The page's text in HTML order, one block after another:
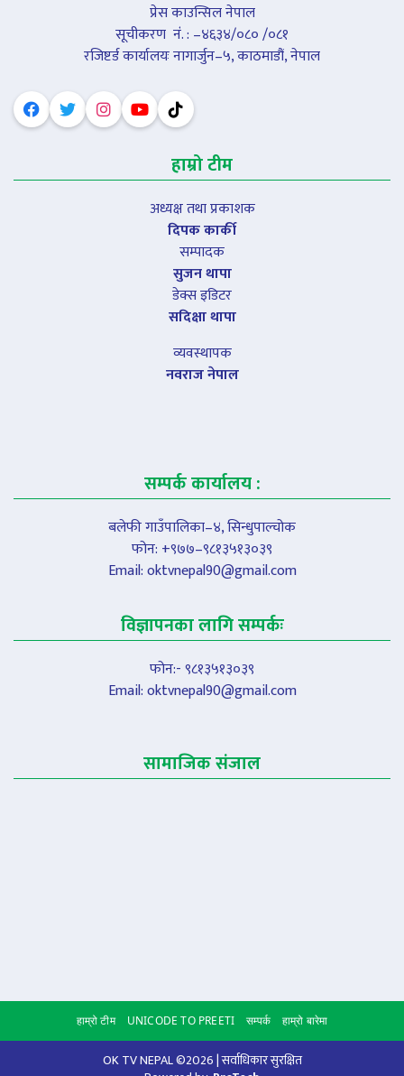
प्रेस काउन्सिल नेपाल
सूचीकरण नंं. : –४६३४/०८० /०८१
रजिष्टर्ड कार्यालयः नागार्जुन–५, काठमाडौं, नेपाल
हाम्रो टीम
अध्यक्ष तथा प्रकाशक
दिपक कार्की
सम्पादक
सुजन थापा
डेक्स इडिटर
सदिक्षा थापा
व्यवस्थापक
नवराज नेपाल
सम्पर्क कार्यालय :
बलेफी गाउँपालिका–४, सिन्धुपाल्चोक
फोन: +९७७–९८१३५१३०३९
Email:oktvnepal90@gmail.com
विज्ञापनका लागि सम्पर्कः
फोन:- ९८१३५१३०३९
Email:oktvnepal90@gmail.com
सामाजिक संजाल
हाम्रो टीम UNICODE TO PREETI सम्पर्क हाम्रो बारेमा
OK TV NEPAL ©2026 | सर्वाधिकार सुरक्षित